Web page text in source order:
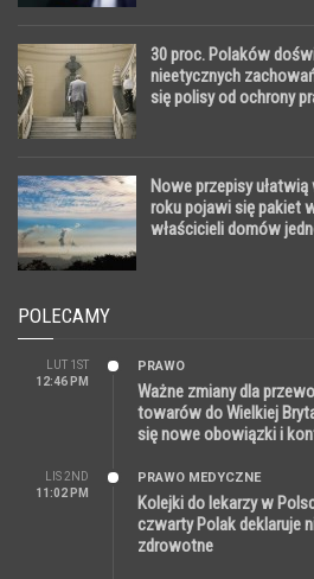
30 proc. Polaków
nieetycznych
się polisy od ochrony
Nowe przepisy
roku pojawi się pakiet
właścicieli domów
POLECAMY
LUT 1ST
12:46 PM
PRAWO
Ważne zmiany dla
towarów do Wielkiej
się nowe obowiązki i
LIS 2ND
11:02 PM
PRAWO MEDYCZNE
Kolejki do lekarzy w
czwarty Polak deklaruje
zdrowotne